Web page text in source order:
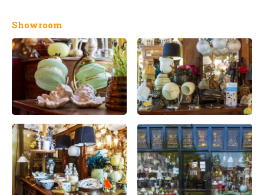
Showroom